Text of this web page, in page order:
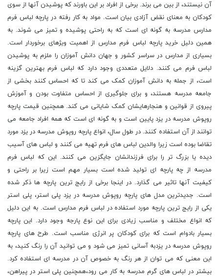
آن نیستند، از بین می برند. برخی از افراد بر این باورند که پوشیدن آنها از سوی
کودکان به معنای نقض آزادی بیان است. مواد به کار رفته در پارچه لباس فرم
مدارس مدرسه به گونه ای است که به راحتی پوشیده و تمیز می شوند. به
همین دلیل خرید پارچه لباس فرم مدارس از اهمیت ویژهای برخوردار است.
بسیاری از مدارس در سراسر کشور و جهان دانش آموزان را ملزم به پوشیدن
لباس فرم می کنند. دلایل متعددی وجود دارد که لباس فرم بهترین گزینه
است، از جمله به دانش آموزان کمک می کند تا که احساس کنند بخشی از
جامعه مدرسه هستند، و برای جلوگیری از احساس متفاوت بودن و آموزش
پیروی از قوانین و هنجارهایشان کمک شایانی می کند. همچنین قیمت پارچه
روپوش مدرسه در یزد پایین است و به گونه ای است که همه افراد جامعه می
توانند از آن استفاده کنند. در طول سال، انواع پارچه روپوش مدرسه در یزد مورد
تقاضا بوده است زیرا والدین لباس های فرم تهیه می کنند و لباس های آسیب
دیده یا بزرگ تر را برای فرزندانشان جایگزین می کنند. این که لباس فرم
مدرسه از چه پارچه ای تولید شده است بسیار مهم است زیرا بر راحتی و
کیفیت آنها تاثیر می گذارد. در اینجا برخی از رایج ترین پارچه ها ذکر شده
است. جدیدترین مدل های پارچه روپوش مدرسه در یزد پلی استر، پلی استر
یکی از رایج ترین پارچه مورد استفاده در لباس فرم مدارس است. به این دلیل
که انواع مختلف و مناسب زیادی برای این نوع پارجه وجود دارد. این پارچه
بسیار بادوام است که برای کودکان پر انرژی مناسب است. طرح های پارچه
روپوش مدرسه در یزدبه آسانی تمیز می شود و می توانید آن را رنگ کنید، به
این معنی که می توان از هر رنگ به خصوص آن در مدرسه ای استفاده کرد.
بیشتر در لباس های گرم مدرسه به کار می رود،همچنین پلی استر در پیراهن،